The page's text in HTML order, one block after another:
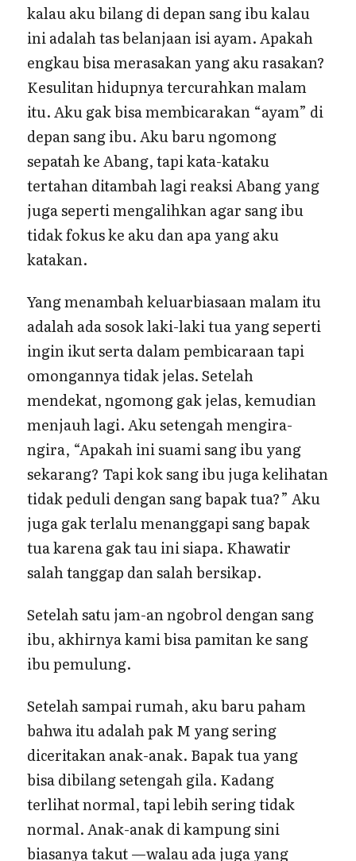
kalau aku bilang di depan sang ibu kalau
ini adalah tas belanjaan isi ayam. Apakah
engkau bisa merasakan yang aku rasakan?
Kesulitan hidupnya tercurahkan malam
itu. Aku gak bisa membicarakan “ayam” di
depan sang ibu. Aku baru ngomong
sepatah ke Abang, tapi kata-kataku
tertahan ditambah lagi reaksi Abang yang
juga seperti mengalihkan agar sang ibu
tidak fokus ke aku dan apa yang aku
katakan.
Yang menambah keluarbiasaan malam itu
adalah ada sosok laki-laki tua yang seperti
ingin ikut serta dalam pembicaraan tapi
omongannya tidak jelas. Setelah
mendekat, ngomong gak jelas, kemudian
menjauh lagi. Aku setengah mengira-
ngira, “Apakah ini suami sang ibu yang
sekarang? Tapi kok sang ibu juga kelihatan
tidak peduli dengan sang bapak tua?” Aku
juga gak terlalu menanggapi sang bapak
tua karena gak tau ini siapa. Khawatir
salah tanggap dan salah bersikap.
Setelah satu jam-an ngobrol dengan sang
ibu, akhirnya kami bisa pamitan ke sang
ibu pemulung.
Setelah sampai rumah, aku baru paham
bahwa itu adalah pak M yang sering
diceritakan anak-anak. Bapak tua yang
bisa dibilang setengah gila. Kadang
terlihat normal, tapi lebih sering tidak
normal. Anak-anak di kampung sini
biasanya takut —walau ada juga yang